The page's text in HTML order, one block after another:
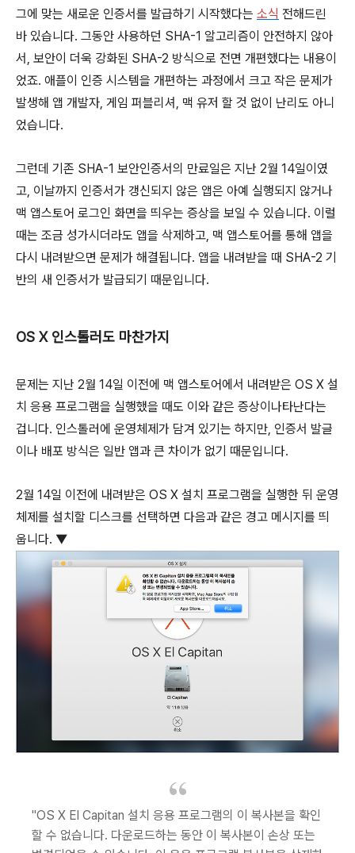
그에 맞는 새로운 인증서를 발급하기 시작했다는 소식 전해드린
바 있습니다. 그동안 사용하던 SHA-1 알고리즘이 안전하지 않아
서, 보안이 더욱 강화된 SHA-2 방식으로 전면 개편했다는 내용이
었죠. 애플이 인증 시스템을 개편하는 과정에서 크고 작은 문제가
발생해 앱 개발자, 게임 퍼블리셔, 맥 유저 할 것 없이 난리도 아니
었습니다.
그런데 기존 SHA-1 보안인증서의 만료일은 지난 2월 14일이였
고, 이날까지 인증서가 갱신되지 않은 앱은 아예 실행되지 않거나
맥 앱스토어 로그인 화면을 띄우는 증상을 보일 수 있습니다. 이럴
때는 조금 성가시더라도 앱을 삭제하고, 맥 앱스토어를 통해 앱을
다시 내려받으면 문제가 해결됩니다. 앱을 내려받을 때 SHA-2 기
반의 새 인증서가 발급되기 때문입니다.
OS X 인스톨러도 마찬가지
문제는 지난 2월 14일 이전에 맥 앱스토어에서 내려받은 OS X 설
치 응용 프로그램을 실행했을 때도 이와 같은 증상이나타난다는
겁니다. 인스톨러에 운영체제가 담겨 있기는 하지만, 인증서 발글
이나 배포 방식은 일반 앱과 큰 차이가 없기 때문입니다.
2월 14일 이전에 내려받은 OS X 설치 프로그램을 실행한 뒤 운영
체제를 설치할 디스크를 선택하면 다음과 같은 경고 메시지를 띄
웁니다. ▼
"OS X El Capitan 설치 응용 프로그램의 이 복사본을 확인
할 수 없습니다. 다운로드하는 동안 이 복사본이 손상 또는